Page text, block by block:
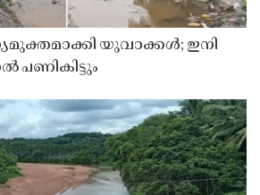
യുവാക്കൾ; ഇനി
പണികിട്ടും